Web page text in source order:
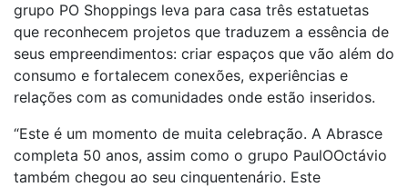
grupo PO Shoppings leva para casa três estatuetas
que reconhecem projetos que traduzem a essência de
seus empreendimentos: criar espaços que vão além do
consumo e fortalecem conexões, experiências e
relações com as comunidades onde estão inseridos.
“Este é um momento de muita celebração. A Abrasce
completa 50 anos, assim como o grupo PaulOOctávio
também chegou ao seu cinquentenário. Este